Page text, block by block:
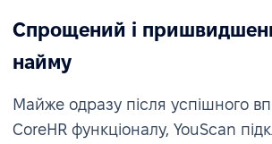
Спрощений і
найму
Майже одразу після успішного
CoreHR функціоналу, YouScan